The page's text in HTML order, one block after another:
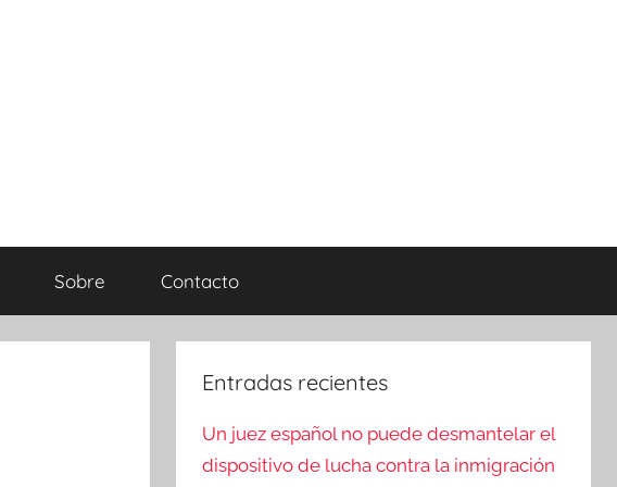
Sobre Contacto
Entradas recientes
Un juez español no puede desmantelar el
dispositivo de lucha contra la inmigración